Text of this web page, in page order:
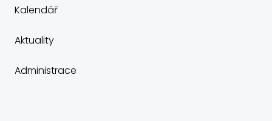
Kalendář
Aktuality
Administrace